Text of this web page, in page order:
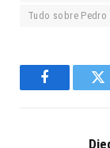
Tudo sobre Pedro
Facebook